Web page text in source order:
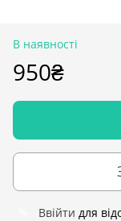
В наявності
950₴
Ввійти для